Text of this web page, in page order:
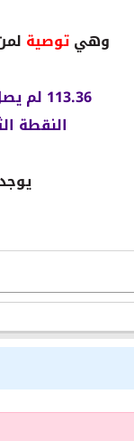
وهيتوصية
113.36 لم يصل لها ,, ناخذ الامور بهدؤ لانه احتمال يرتد منها
النقطة الثانية 113.52 لو
يوجد